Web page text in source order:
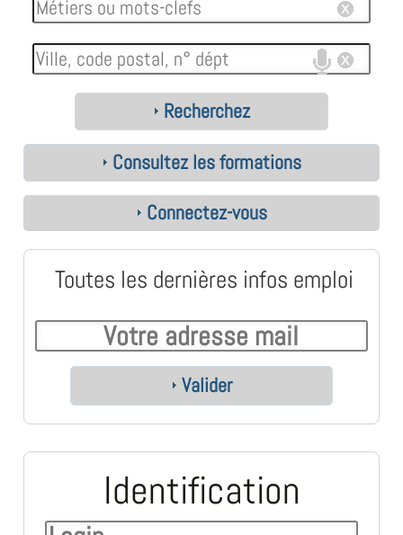
Recherchez
Consultez les formations
Connectez-vous
Toutes les dernières infos emploi
Valider
Identification